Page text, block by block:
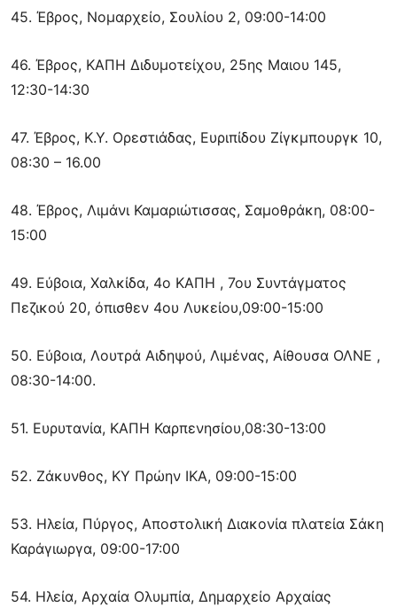
45. Έβρος, Νομαρχείο, Σουλίου 2, 09:00-14:00
46. Έβρος, ΚΑΠΗ Διδυμοτείχου, 25ης Μαιου 145,
12:30-14:30
47. Έβρος, Κ.Υ. Ορεστιάδας, Ευριπίδου Ζίγκμπουργκ 10,
08:30 – 16.00
48. Έβρος, Λιμάνι Καμαριώτισσας, Σαμοθράκη, 08:00-
15:00
49. Εύβοια, Χαλκίδα, 4ο ΚΑΠΗ , 7ου Συντάγματος
Πεζικού 20, όπισθεν 4ου Λυκείου,09:00-15:00
50. Εύβοια, Λουτρά Αιδηψού, Λιμένας, Αίθουσα ΟΛΝΕ ,
08:30-14:00.
51. Ευρυτανία, ΚΑΠΗ Καρπενησίου,08:30-13:00
52. Ζάκυνθος, ΚΥ Πρώην ΙΚΑ, 09:00-15:00
53. Ηλεία, Πύργος, Αποστολική Διακονία πλατεία Σάκη
Καράγιωργα, 09:00-17:00
54. Ηλεία, Αρχαία Ολυμπία, Δημαρχείο Αρχαίας